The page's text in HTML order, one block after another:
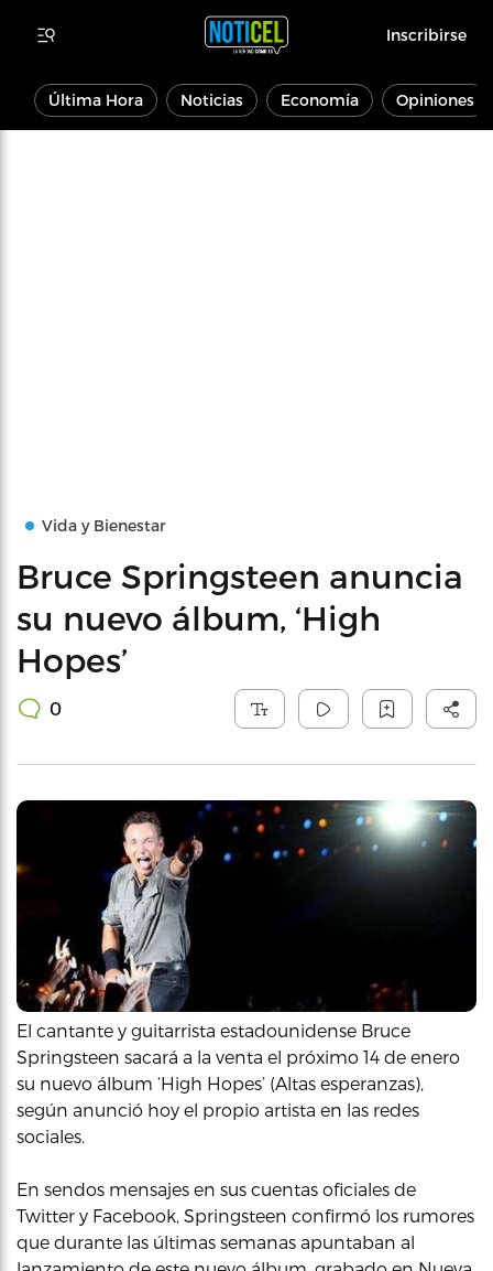
Inscribirse
Última Hora Noticias Economía Opiniones
Vida y Bienestar
Bruce Springsteen anuncia
su nuevo álbum, ‘High
Hopes’
0
El cantante y guitarrista estadounidense Bruce
Springsteen sacará a la venta el próximo 14 de enero
su nuevo álbum ‘High Hopes’ (Altas esperanzas),
según anunció hoy el propio artista en las redes
sociales.
En sendos mensajes en sus cuentas oficiales de
Twitter y Facebook, Springsteen confirmó los rumores
que durante las últimas semanas apuntaban al